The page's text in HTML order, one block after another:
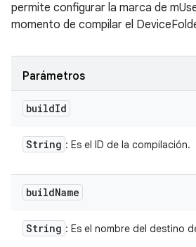
permite configurar la marca de
momento de compilar el
Parámetros
buildId
String : Es el ID de la compilación.
buildName
String : Es el nombre del destino